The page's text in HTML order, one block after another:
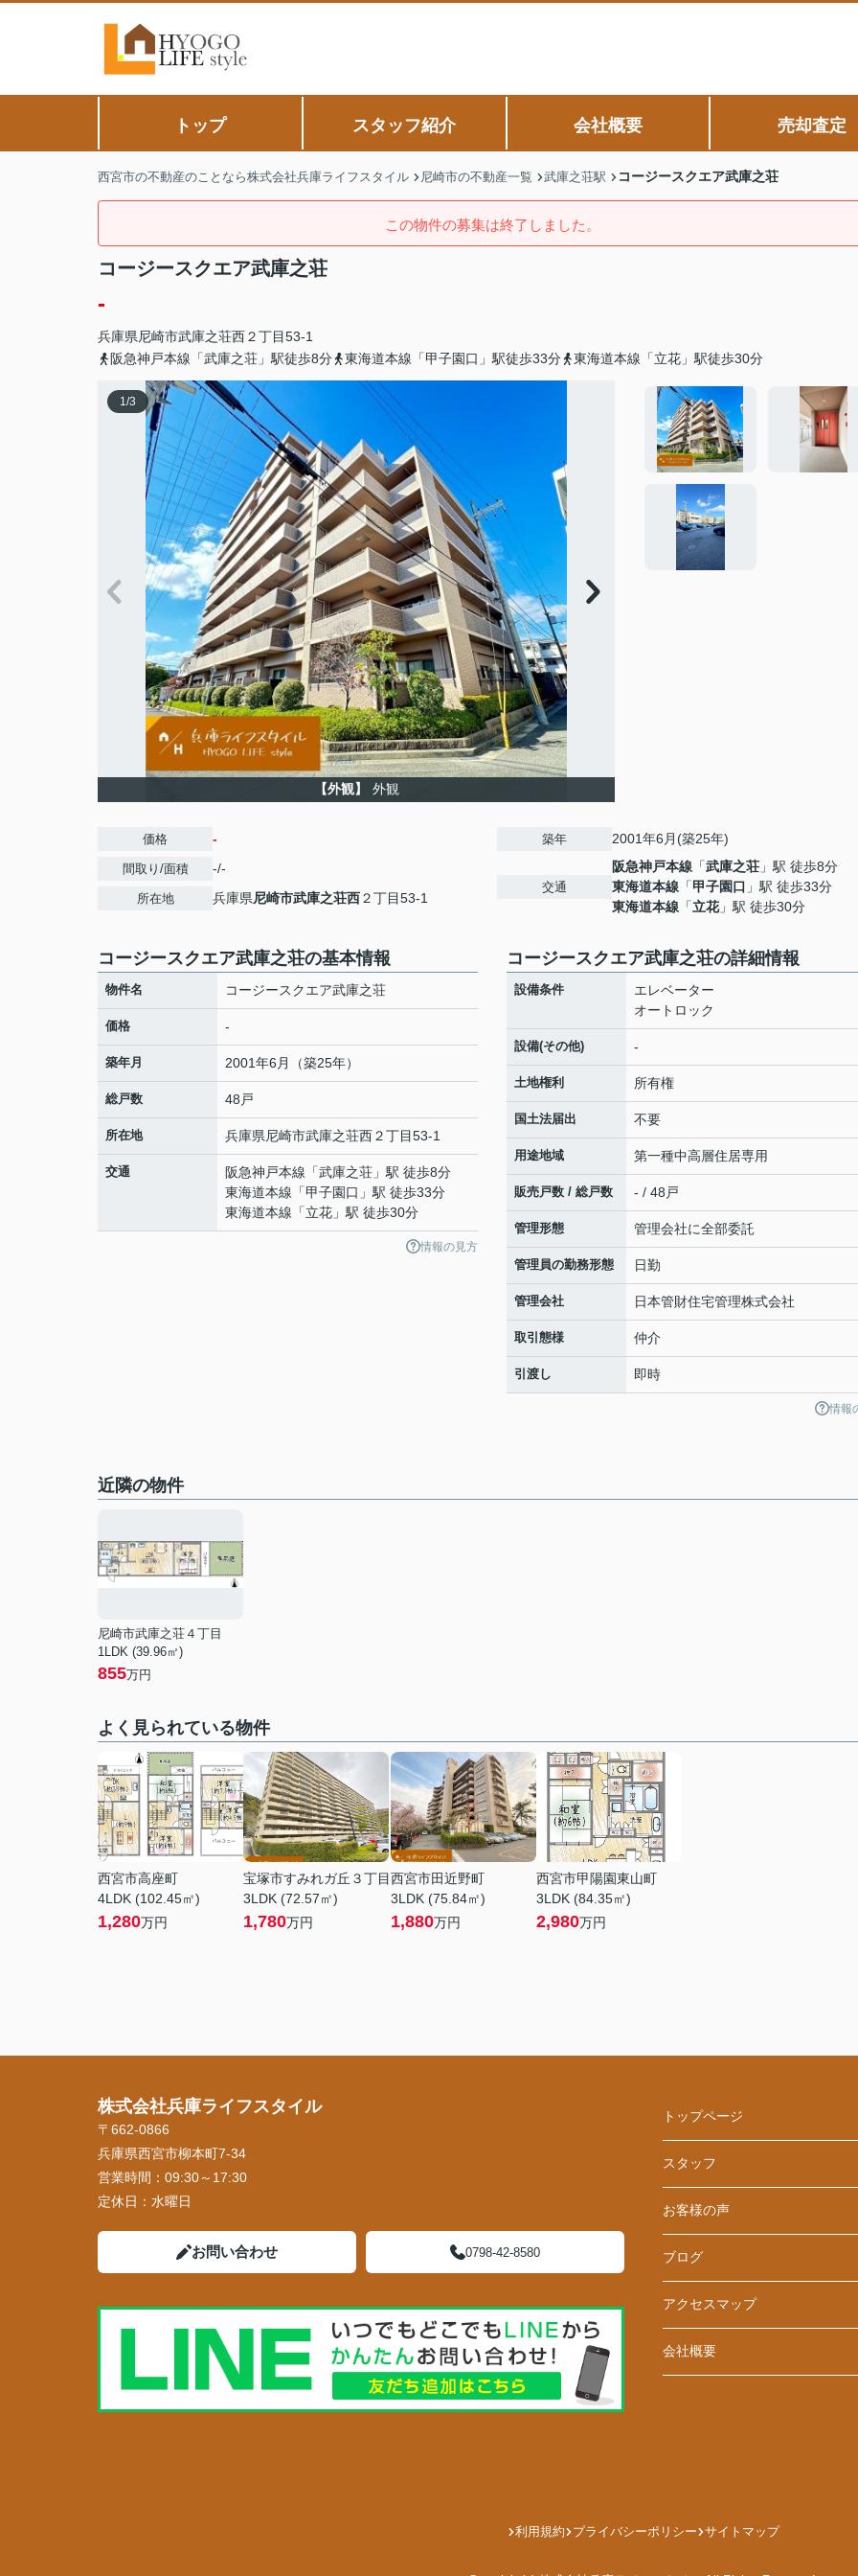
トップ スタッフ紹介 会社概要 売却査定
西宮市の不動産のことなら株式会社兵庫ライフスタイル 尼崎市の不動産一覧 武庫之荘駅 コージースクエア武庫之荘
この物件の募集は終了しました。
コージースクエア武庫之荘
-
兵庫県尼崎市武庫之荘西２丁目53-1
阪急神戸本線「武庫之荘」駅徒歩8分
東海道本線「甲子園口」駅徒歩33分 東海道本線「立花」駅徒歩30分
1/3
【外観】 外観
価格 -
間取り/面積 -/-
所在地 兵庫県尼崎市武庫之荘西２丁目53-1
築年 2001年6月(築25年)
交通
阪急神戸本線 「武庫之荘 」駅 徒歩8分
東海道本線 「甲子園口 」駅 徒歩33分
東海道本線 「立花」駅 徒歩30分
コージースクエア武庫之荘の基本情報
物件名 コージースクエア武庫之荘
価格 -
築年月 2001年6月（築25年）
総戸数 48戸
所在地 兵庫県尼崎市武庫之荘西２丁目53-1
交通 阪急神戸本線 「武庫之荘 」駅 徒歩8分
東海道本線 「甲子園口 」駅 徒歩33分
東海道本線 「立花 」駅 徒歩30分
情報の見方
コージースクエア武庫之荘の詳細情報
設備条件
エレベーター
オートロック
設備(その他) -
土地権利 所有権
国土法届出 不要
用途地域 第一種中高層住居専用
販売戸数 / 総戸数 - / 48戸
管理形態 管理会社に全部委託
管理員の勤務形態 日勤
管理会社 日本管財住宅管理株式会社
取引態様 仲介
引渡し 即時
情報
近隣の物件
尼崎市武庫之荘４丁目
1LDK (39.96㎡)
855万円
よく見られている物件
西宮市高座町
4LDK (102.45㎡)
1,280万円
宝塚市すみれガ丘３丁目
3LDK (72.57㎡)
1,780万円
西宮市田近野町
3LDK (75.84㎡)
1,880万円
西宮市甲陽園東山町
3LDK (84.35㎡)
2,980万円
株式会社兵庫ライフスタイル
〒662-0866
兵庫県西宮市柳本町7-34
営業時間： 09:30～17:30
定休日： 水曜日
お問い合わせ 0798-42-8580
トップページ
スタッフ
お客様の声
ブログ
アクセスマップ
会社概要
利用規約 プライバシーポリシー サイトマップ